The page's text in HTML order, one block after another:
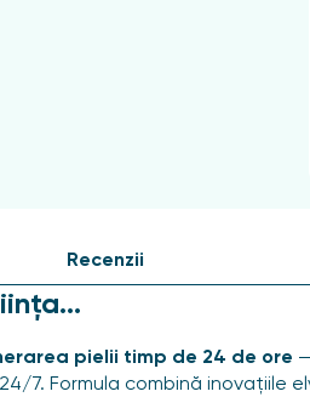
pielii timp de 24 de ore
7. Formula combină inovațiile
Recenzii